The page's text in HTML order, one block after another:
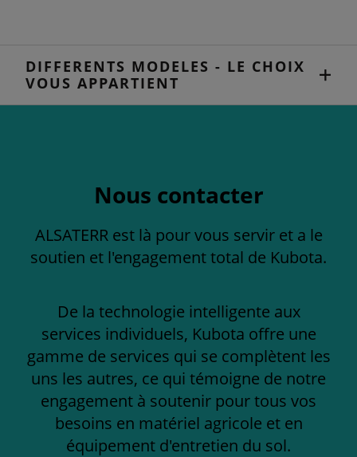
DIFFERENTS MODELES - LE CHOIX
VOUS APPARTIENT
Nous contacter
ALSATERR est là pour vous servir et a le
soutien et l'engagement total de Kubota.
De la technologie intelligente aux
services individuels, Kubota offre une
gamme de services qui se complètent les
uns les autres, ce qui témoigne de notre
engagement à soutenir pour tous vos
besoins en matériel agricole et en
équipement d'entretien du sol.